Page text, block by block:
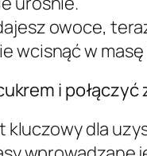
owoce,
wcisnąć w masę
i
kluczowy dla